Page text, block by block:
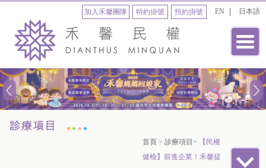
日本語
EN
加入禾馨團隊 預約掛號
特約掛號
首頁 > 診療項目 > 【民權
健檢】前進企業！禾馨提